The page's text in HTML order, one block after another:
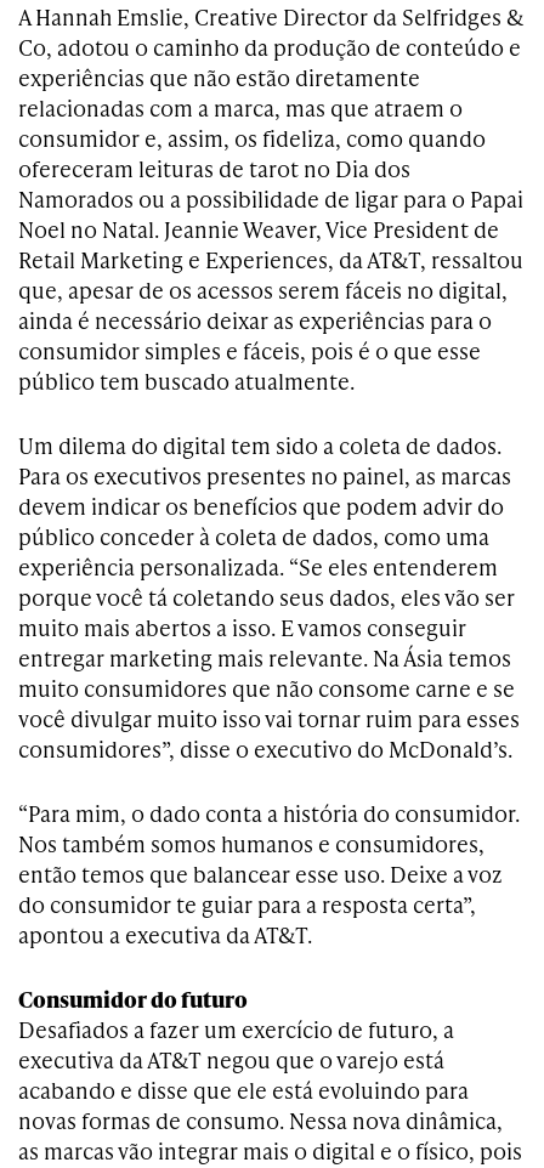
A Hannah Emslie, Creative Director da Selfridges &
Co, adotou o caminho da produção de conteúdo e
experiências que não estão diretamente
relacionadas com a marca, mas que atraem o
consumidor e, assim, os fideliza, como quando
ofereceram leituras de tarot no Dia dos
Namorados ou a possibilidade de ligar para o Papai
Noel no Natal. Jeannie Weaver, Vice President de
Retail Marketing e Experiences, da AT&T, ressaltou
que, apesar de os acessos serem fáceis no digital,
ainda é necessário deixar as experiências para o
consumidor simples e fáceis, pois é o que esse
público tem buscado atualmente.
Um dilema do digital tem sido a coleta de dados.
Para os executivos presentes no painel, as marcas
devem indicar os benefícios que podem advir do
público conceder à coleta de dados, como uma
experiência personalizada. “Se eles entenderem
porque você tá coletando seus dados, eles vão ser
muito mais abertos a isso. E vamos conseguir
entregar marketing mais relevante. Na Ásia temos
muito consumidores que não consome carne e se
você divulgar muito isso vai tornar ruim para esses
consumidores”, disse o executivo do McDonald’s.
“Para mim, o dado conta a história do consumidor.
Nos também somos humanos e consumidores,
então temos que balancear esse uso. Deixe a voz
do consumidor te guiar para a resposta certa”,
apontou a executiva da AT&T.
Consumidor do futuro
Desafiados a fazer um exercício de futuro, a
executiva da AT&T negou que o varejo está
acabando e disse que ele está evoluindo para
novas formas de consumo. Nessa nova dinâmica,
as marcas vão integrar mais o digital e o físico, pois